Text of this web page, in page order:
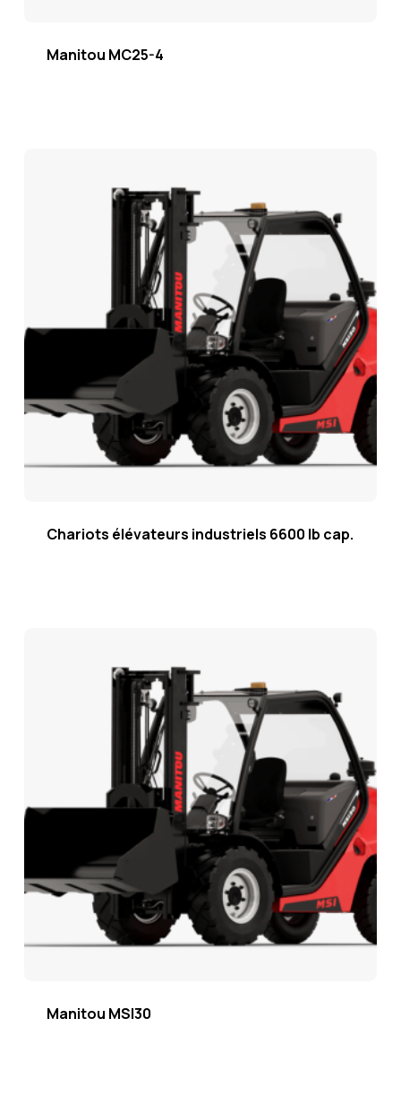
Manitou MC25-4
Chariots élévateurs industriels 6600 lb cap.
Manitou MSI30